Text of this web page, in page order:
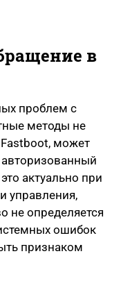
в
проблем с
методы не
может
актуально при
управления,
не определяется
ошибок
признаком